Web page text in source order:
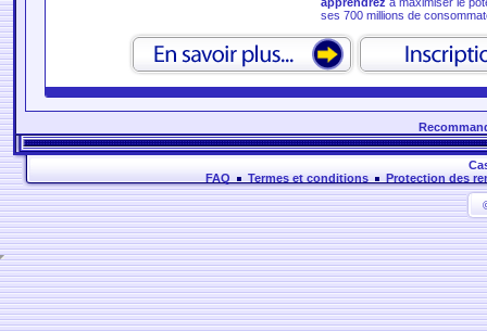
ses 700 millions de
FAQ
Termes et conditions Protection des